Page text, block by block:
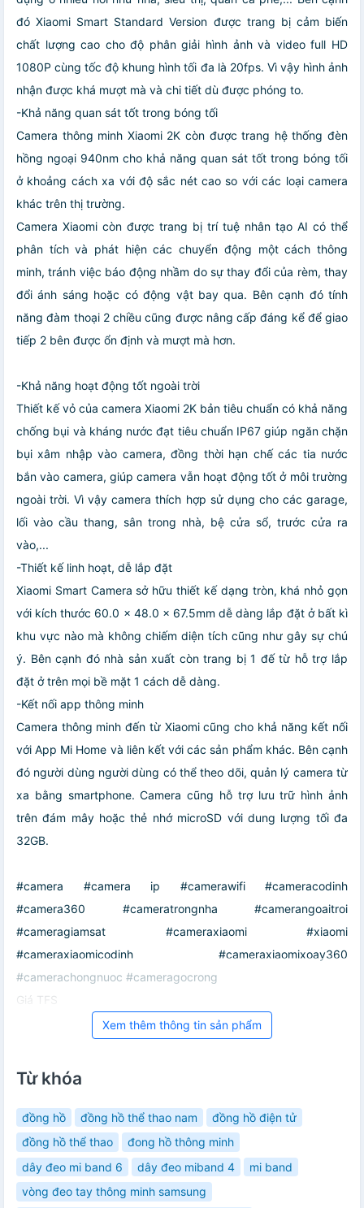
đó Xiaomi Smart Standard Version được trang bị cảm biến
chất lượng cao cho độ phân giải hình ảnh và video full HD
1080P cùng tốc độ khung hình tối đa là 20fps. Vì vậy hình ảnh
nhận được khá mượt mà và chi tiết dù được phóng to.
-Khả năng quan sát tốt trong bóng tối
Camera thông minh Xiaomi ​2K còn được trang hệ thống đèn
hồng ngoại 940nm cho khả năng quan sát tốt trong bóng tối
ở khoảng cách xa với độ sắc nét cao so với các loại camera
khác trên thị trường.
Camera Xiaomi còn được trang bị trí tuệ nhân tạo AI có thể
phân tích và phát hiện các chuyển động một cách thông
minh, tránh việc báo động nhầm do sự thay đổi của rèm, thay
đổi ánh sáng hoặc có động vật bay qua. Bên cạnh đó tính
năng đàm thoại 2 chiều cũng được nâng cấp đáng kể để giao
tiếp 2 bên được ổn định và mượt mà hơn.
-Khả năng hoạt động tốt ngoài trời
Thiết kế vỏ của camera Xiaomi 2K bản tiêu chuẩn có khả năng
chống bụi và kháng nước đạt tiêu chuẩn IP67 giúp ngăn chặn
bụi xâm nhập vào camera, đồng thời hạn chế các tia nước
bắn vào camera, giúp camera vẫn hoạt động tốt ở môi trường
ngoài trời. Vì vậy camera thích hợp sử dụng cho các garage,
lối vào cầu thang, sân trong nhà, bệ cửa sổ, trước cửa ra
vào,...
-Thiết kế linh hoạt, dễ lắp đặt
Xiaomi Smart Camera sở hữu thiết kế dạng tròn, khá nhỏ gọn
với kích thước 60.0 x 48.0 x 67.5mm dễ dàng lắp đặt ở bất kì
khu vực nào mà không chiếm diện tích cũng như gây sự chú
ý. Bên cạnh đó nhà sản xuất còn trang bị 1 đế từ hỗ trợ lắp
đặt ở trên mọi bề mặt 1 cách dễ dàng.
-Kết nối app thông minh
Camera thông minh đến từ Xiaomi cũng cho khả năng kết nối
với App Mi Home và liên kết với các sản phẩm khác. Bên cạnh
đó người dùng người dùng có thể theo dõi, quản lý camera từ
xa bằng smartphone. Camera cũng hỗ trợ lưu trữ hình ảnh
trên đám mây hoặc thẻ nhớ microSD với dung lượng tối đa
32GB.
#camera #camera ip #camerawifi #cameracodinh
#camera360 #cameratrongnha #camerangoaitroi
#cameragiamsat #cameraxiaomi #xiaomi
#cameraxiaomicodinh #cameraxiaomixoay360
#camerachongnuoc #cameragocrong
Giá TFS
Xem thêm thông tin sản phẩm
Từ khóa
đồng hồ đồng hồ thể thao nam
đồng hồ điện tử
đồng hồ thể thao
đong hồ thông minh
dây đeo mi band 6
dây đeo miband 4
mi band
vòng đeo tay thông minh samsung